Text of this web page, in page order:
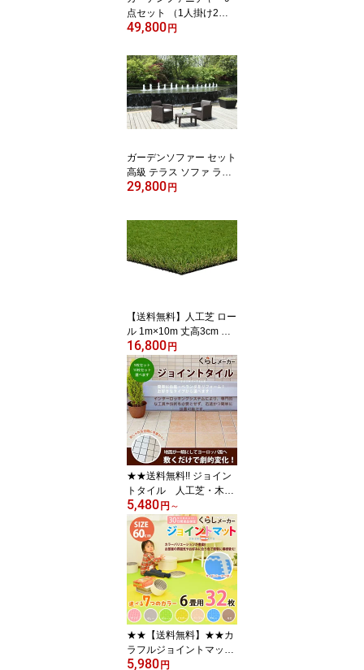
点セット （1人掛け2脚 3
人掛け1脚 テーブル 撥水
ークブラウン/ブラック
2色選べる 新商品抗菌
仕様販売開始！！ 送料
無料
49,800 円
ガーデンソファー セット
高級 テラス ソファ ラタ
ン調 ダークブラウン ブ
始！！ 送料無料
29,800 円
【送料無料】人工芝 ロー
ル 1m×10m 丈高3cm 高
密度 FIFA認定工場製造 S
GS防炎認定 抗菌 防カビ
銀イオン 耐久約8年 リア
ル 高麗風 屋外 ガーデン
庭 ベランダ バルコニー
屋上緑化 マット 業務用
厚手 防音 排水
16,800 円
★★送料無料!! ジョイン
トタイル 人工芝・木樹
脂とジョイントは可
能！！！
5,480 円 ～
★★【送料無料】★★カ
ラフルジョイントマット
サイドパーツ付 60cmタ
5,980 円